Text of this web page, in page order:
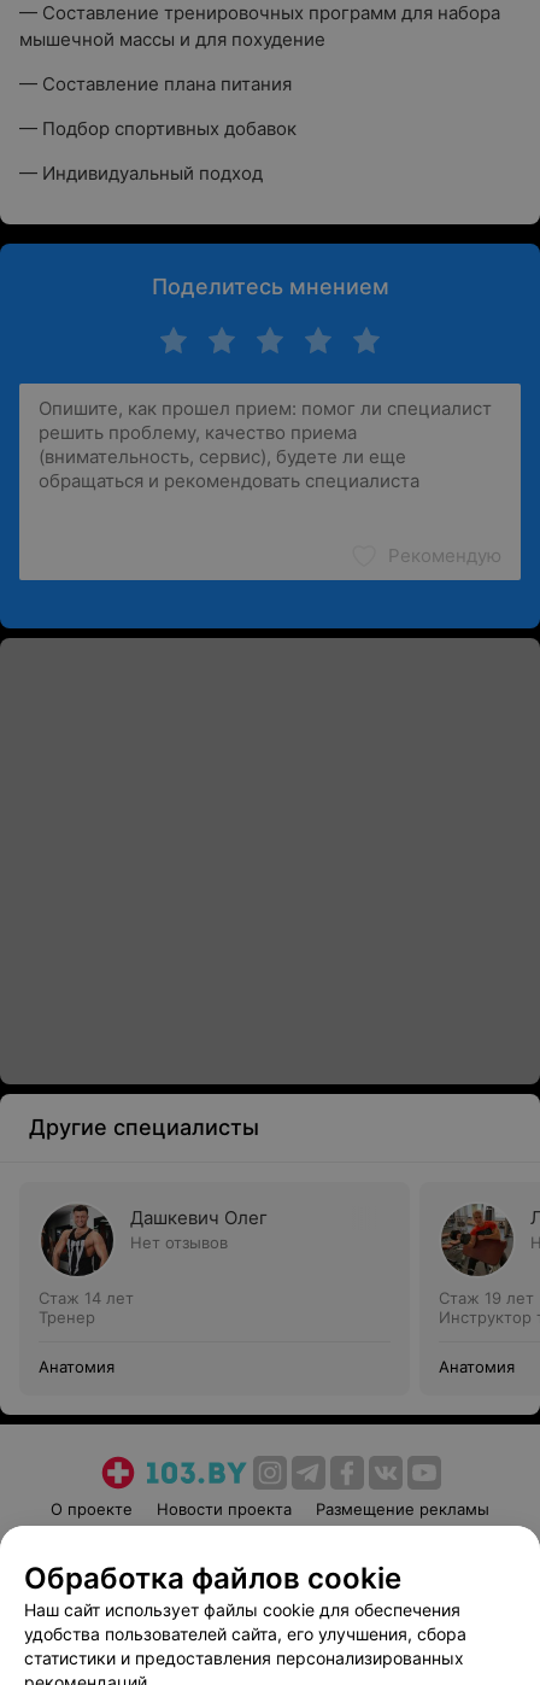
— Составление тренировочных программ для набора
мышечной массы и для похудение
— Составление плана питания
— Подбор спортивных добавок
— Индивидуальный подход
Поделитесь мнением
Рекомендую
Другие специалисты
Дашкевич Олег
Нет отзывов
Стаж 14 лет
Тренер
Анатомия
Стаж 19 лет
Инструктор
Анатомия
О проекте Новости проекта
Размещение рекламы
Пользовательское соглашение
Способы оплаты
Вакансии
Партнеры
Написать руководителю 103.by
Обработка файлов cookie
Наш сайт использует файлы cookie для обеспечения
удобства пользователей сайта, его улучшения, сбора
статистики и предоставления персонализированных